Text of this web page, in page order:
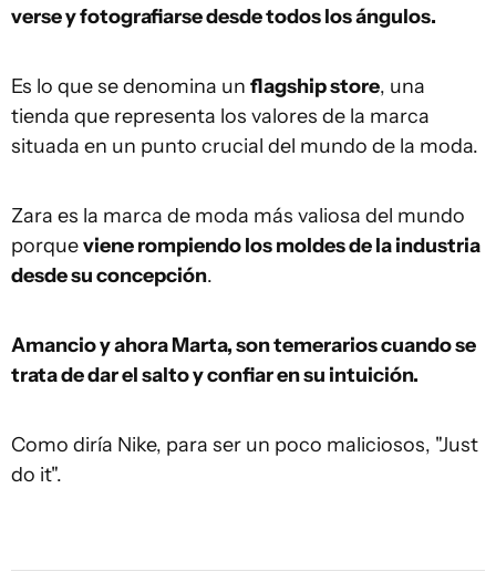
verse y fotografiarse desde todos los ángulos.
Es lo que se denomina un flagship store, una
tienda que representa los valores de la marca
situada en un punto crucial del mundo de la moda.
Zara es la marca de moda más valiosa del mundo
porqueviene rompiendo los moldes de la industria
desde su concepción.
Amancio y ahora Marta, son temerarios cuando se
trata de dar el salto y confiar en su intuición.
Como diría Nike, para ser un poco maliciosos, "Just
do it".